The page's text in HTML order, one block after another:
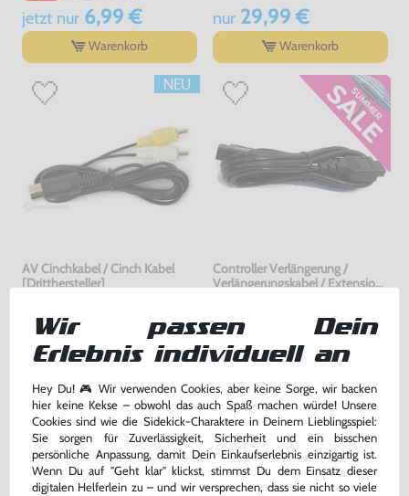
jetzt nur6,99 €
Warenkorb
nur29,99 €
Warenkorb
AV Cinchkabel / Cinch Kabel
[Dritthersteller]
nur9,99 €
Controller Verlängerung /
Verlängerungskabel / Extension
9,99 €
jetzt nur 7,99 €
DAS HABEN ANDERE DAZU
GEKAUFT
Wir passen Dein
Erlebnis individuell an
Hey Du! 🎮 Wir verwenden Cookies, aber keine Sorge, wir backen
hier keine Kekse – obwohl das auch Spaß machen würde! Unsere
Cookies sind wie die Sidekick-Charaktere in Deinem Lieblingsspiel:
Sie sorgen für Zuverlässigkeit, Sicherheit und ein bisschen
persönliche Anpassung, damit Dein Einkaufserlebnis einzigartig ist.
Wenn Du auf "Geht klar" klickst, stimmst Du dem Einsatz dieser
digitalen Helferlein zu – und wir versprechen, dass sie nicht so viele